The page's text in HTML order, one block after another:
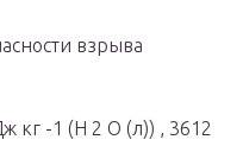
взрыва
кг -1 (H 2 O (л)) , 3612